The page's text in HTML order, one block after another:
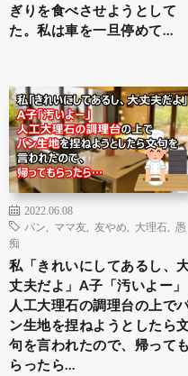
ぎりを食べさせようとして
た。私は車を一旦停めて…
2022.06.08
パン
ママ友 友やめ 大理石
愚
痴
私「きれいにしてあるし、
丈夫だよ」A子「汚いよー」
人工大理石の調理台の上で
ン生地を捏ねようとしたら
句を言われたので、帰っても
らったら…